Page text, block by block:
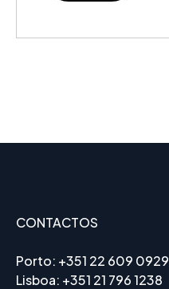
CONTACTOS
Porto: +351 22 609 0929
Lisboa: +351 21 796 1238